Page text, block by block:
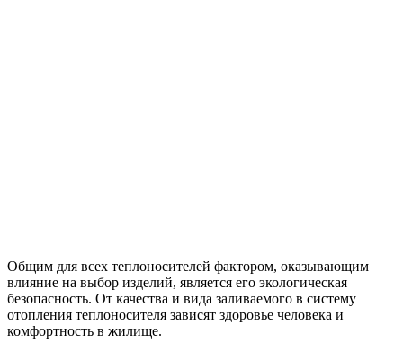
Общим для всех теплоносителей фактором, оказывающим
влияние на выбор изделий, является его экологическая
безопасность. От качества и вида заливаемого в систему
отопления теплоносителя зависят здоровье человека и
комфортность в жилище.